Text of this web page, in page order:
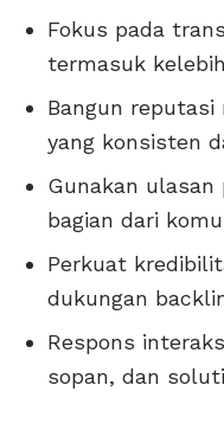
Fokus pada
termasuk
Bangun
yang konsisten
Gunakan ulasan
bagian dari
Perkuat
dukungan
Respons
sopan, dan